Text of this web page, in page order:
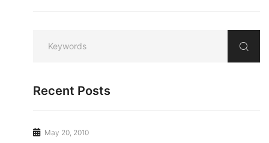
Recent Posts
May 20, 2010